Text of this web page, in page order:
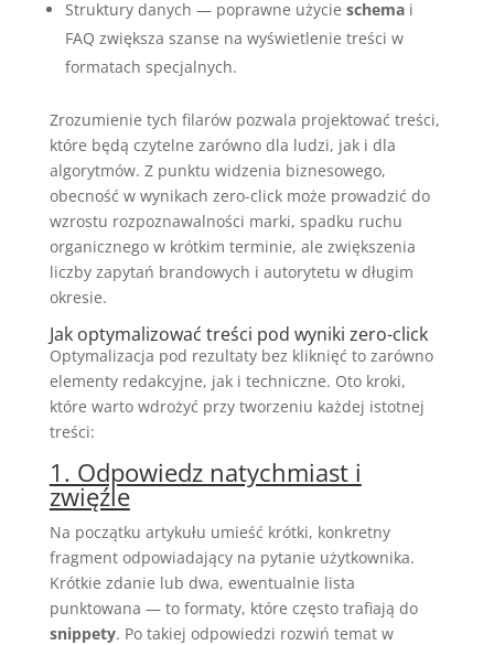
Struktury danych — poprawne użycie schemai
FAQ zwiększa szanse na wyświetlenie treści w
formatach specjalnych.
Zrozumienie tych filarów pozwala projektować treści,
które będą czytelne zarówno dla ludzi, jak i dla
algorytmów. Z punktu widzenia biznesowego,
obecność w wynikach zero-click może prowadzić do
wzrostu rozpoznawalności marki, spadku ruchu
organicznego w krótkim terminie, ale zwiększenia
liczby zapytań brandowych i autorytetu w długim
okresie.
Jak optymalizować treści pod wyniki zero-click
Optymalizacja pod rezultaty bez kliknięć to zarówno
elementy redakcyjne, jak i techniczne. Oto kroki,
które warto wdrożyć przy tworzeniu każdej istotnej
treści:
1. Odpowiedz natychmiast i
zwięźle
Na początku artykułu umieść krótki, konkretny
fragment odpowiadający na pytanie użytkownika.
Krótkie zdanie lub dwa, ewentualnie lista
punktowana — to formaty, które często trafiają do
snippety. Po takiej odpowiedzi rozwiń temat w